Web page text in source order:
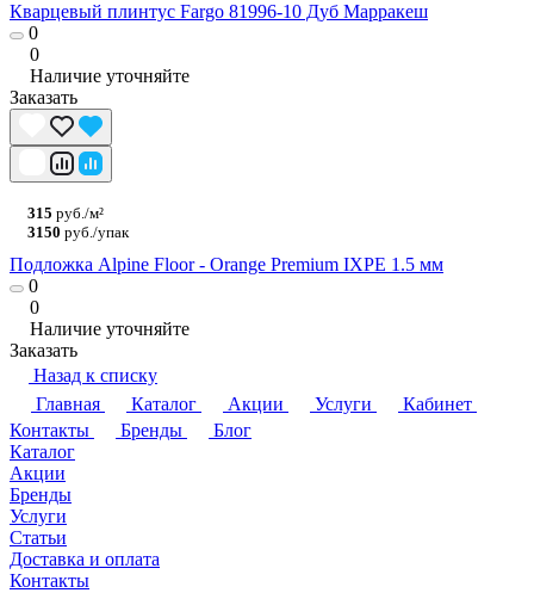
Кварцевый плинтус Fargo 81996-10 Дуб Марракеш
0
0
Наличие уточняйте
Заказать
315 руб./м²
3150 руб./упак
Подложка Alpine Floor - Orange Premium IXPE 1.5 мм
0
0
Наличие уточняйте
Заказать
Назад к списку
Главная
Каталог Акции Услуги
Кабинет
Контакты
Бренды
Блог
Каталог
Акции
Бренды
Услуги
Статьи
Доставка и оплата
Контакты